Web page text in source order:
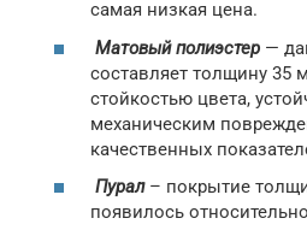
самая низкая цена.
Матовый полиэстер —
составляет толщину 35
стойкостью цвета,
механическим
качественных
Пурал– покрытие
появилось